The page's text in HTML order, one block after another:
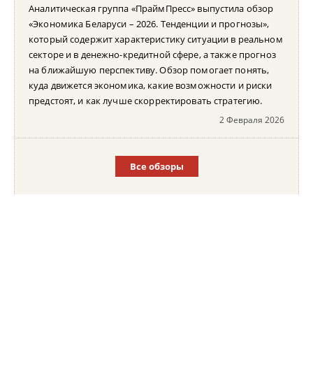
Аналитическая группа «ПраймПресс» выпустила обзор
«Экономика Беларуси – 2026. Тенденции и прогнозы»,
который содержит характеристику ситуации в реальном
секторе и в денежно-кредитной сфере, а также прогноз
на ближайшую перспективу. Обзор помогает понять,
куда движется экономика, какие возможности и риски
предстоят, и как лучше скорректировать стратегию.
2 Февраля 2026
Все обзоры